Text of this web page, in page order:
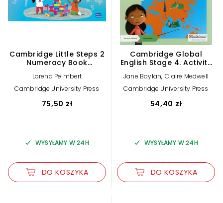
Cambridge Little Steps 2
Numeracy Book
Lorena Peimbert
Cambridge University Press
75,50 zł
WYSYŁAMY W 24H
DO KOSZYKA
Cambridge Global
English Stage 4. Activity
Jane Boylan,Claire Medwell
Cambridge University Press
54,40 zł
WYSYŁAMY W 24H
DO KOSZYKA